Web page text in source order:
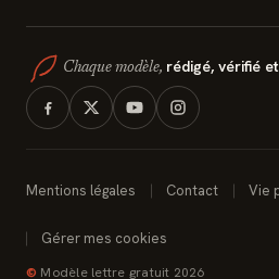
Chaque modèle, rédigé, vérifié
Mentions légales Contact Vie
Gérer mes cookies
© Modèle lettre gratuit 2026